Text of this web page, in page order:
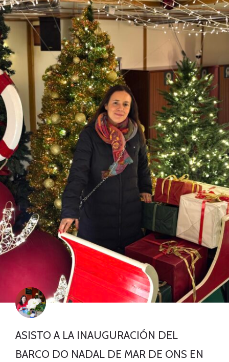
ASISTO A LA INAUGURACIÓN DEL
BARCO DO NADAL DE MAR DE ONS EN